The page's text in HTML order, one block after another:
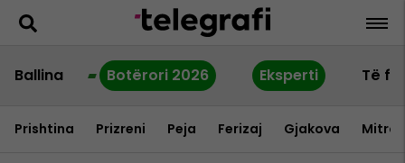
Ballina Botërori 2026 Eksperti Të
Prishtina Prizreni Peja Ferizaj Gjakova